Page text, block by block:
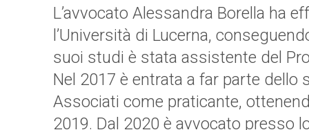
L’avvocato Alessandra Borella ha
l’Università di Lucerna,
suoi studi è stata assistente del
Nel 2017 è entrata a far parte dello
Associati come praticante,
2019. Dal 2020 è avvocato presso